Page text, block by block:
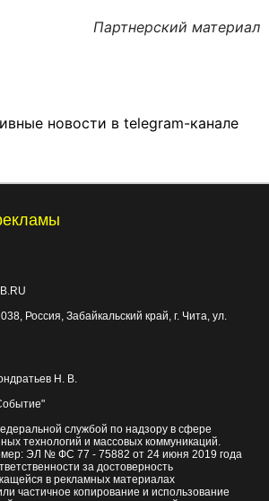
Партнерский материал
новости в telegram-канале
, Россия, Забайкальский край, г. Чита, ул.
Н. В.
службой по надзору в сфере
технологий и массовых коммуникаций.
ЭЛ № ФС 77 - 75882 от 24 июня 2019 года
за достоверность
в рекламных материалах
частичное копирование и использование